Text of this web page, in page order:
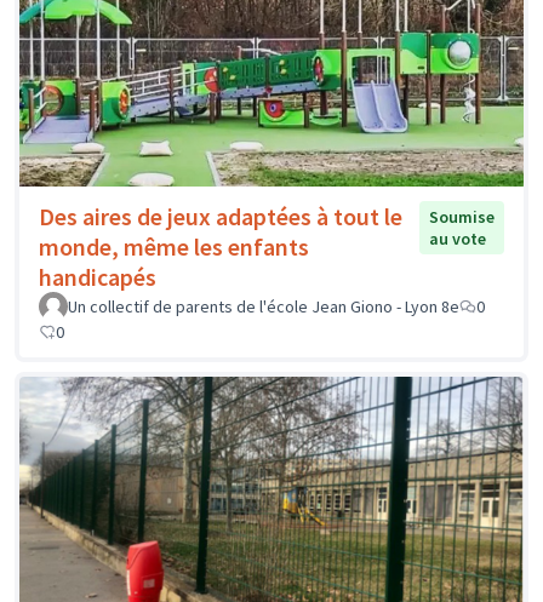
Des aires de jeux adaptées à tout le
monde, même les enfants
handicapés
Soumise
au vote
Un collectif de parents de l'école Jean Giono - Lyon 8e
0
0